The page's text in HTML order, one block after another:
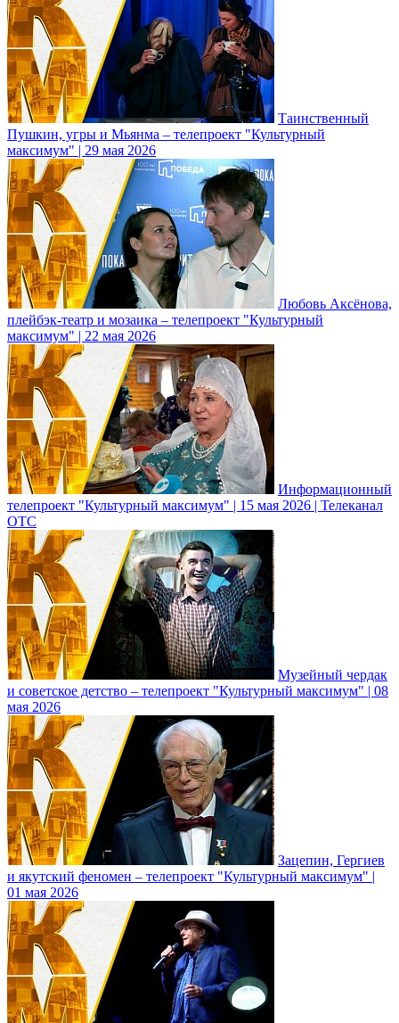
Таинственный
Пушкин, угры и Мьянма – телепроект "Культурный
максимум" | 29 мая 2026
Любовь Аксёнова,
плейбэк-театр и мозаика – телепроект "Культурный
максимум" | 22 мая 2026
Информационный
телепроект "Культурный максимум" | 15 мая 2026 | Телеканал
ОТС
Музейный чердак
и советское детство – телепроект "Культурный максимум" | 08
мая 2026
Зацепин, Гергиев
и якутский феномен – телепроект "Культурный максимум" |
01 мая 2026